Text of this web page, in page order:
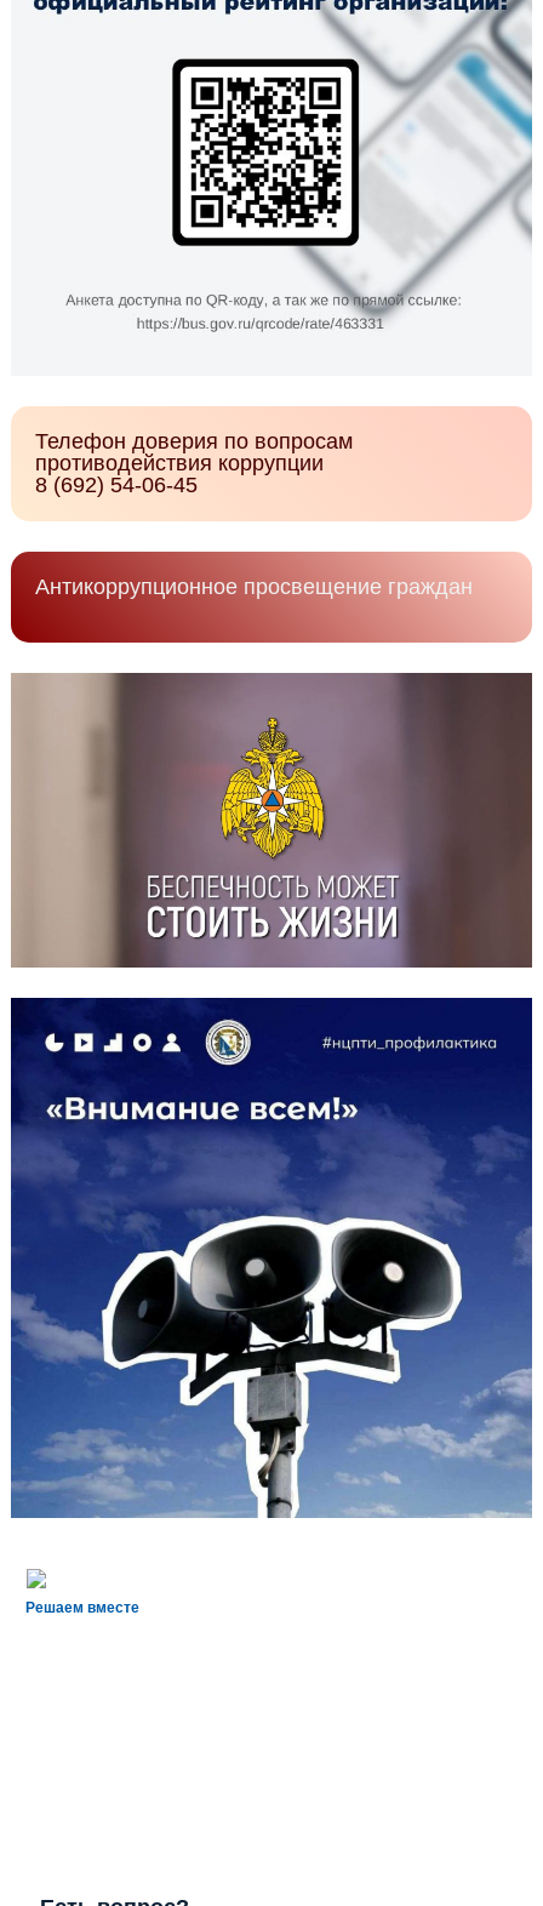
Телефон доверия по вопросам
противодействия коррупции
8 (692) 54-06-45
Антикоррупционное просвещение граждан
Решаем вместе